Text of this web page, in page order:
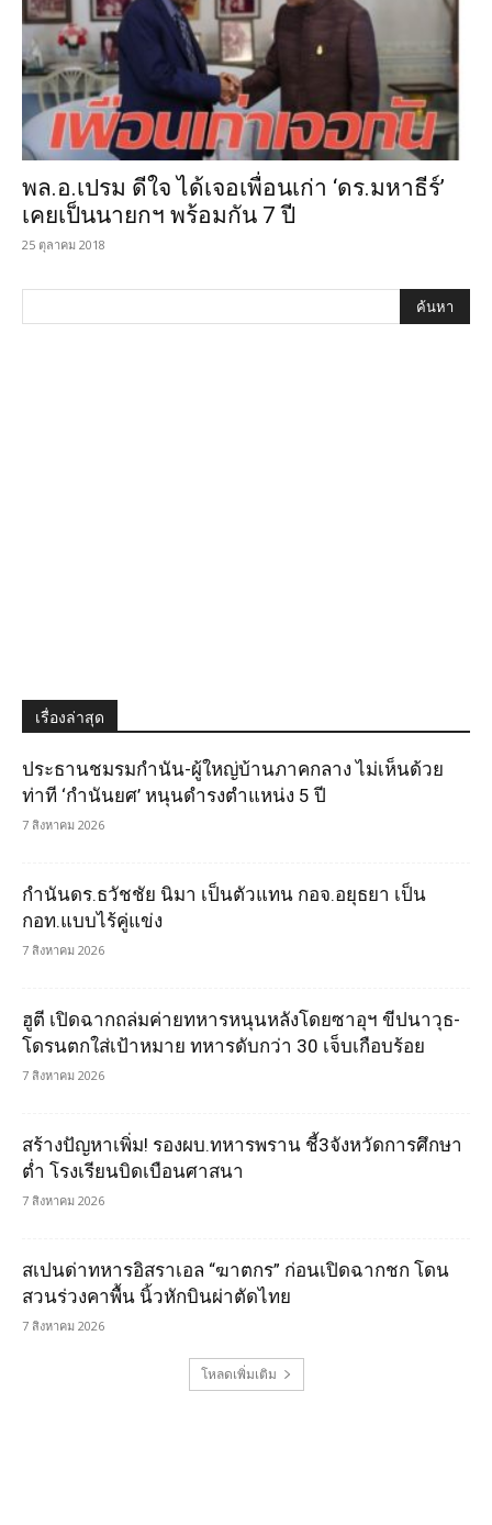
พล.อ.เปรม ดีใจ ได้เจอเพื่อนเก่า ‘ดร.มหาธีร์’
เคยเป็นนายกฯ พร้อมกัน 7 ปี
25 ตุลาคม 2018
เรื่องล่าสุด
ประธานชมรมกำนัน-ผู้ใหญ่บ้านภาคกลาง ไม่เห็นด้วย
ท่าที ‘กำนันยศ’ หนุนดำรงตำแหน่ง 5 ปี
7 สิงหาคม 2026
กำนันดร.ธวัชชัย นิมา เป็นตัวแทน กอจ.อยุธยา เป็น
กอท.แบบไร้คู่แข่ง
7 สิงหาคม 2026
ฮูตี เปิดฉากถล่มค่ายทหารหนุนหลังโดยซาอุฯ ขีปนาวุธ-
โดรนตกใส่เป้าหมาย ทหารดับกว่า 30 เจ็บเกือบร้อย
7 สิงหาคม 2026
สร้างปัญหาเพิ่ม! รองผบ.ทหารพราน ชี้3จังหวัดการศึกษา
ต่ำ โรงเรียนบิดเบือนศาสนา
7 สิงหาคม 2026
สเปนด่าทหารอิสราเอล “ฆาตกร” ก่อนเปิดฉากชก โดน
สวนร่วงคาพื้น นิ้วหักบินผ่าตัดไทย
7 สิงหาคม 2026
โหลดเพิ่มเติม